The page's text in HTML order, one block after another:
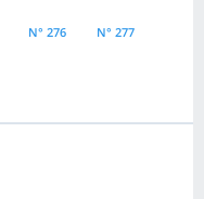
N° 276 N° 277